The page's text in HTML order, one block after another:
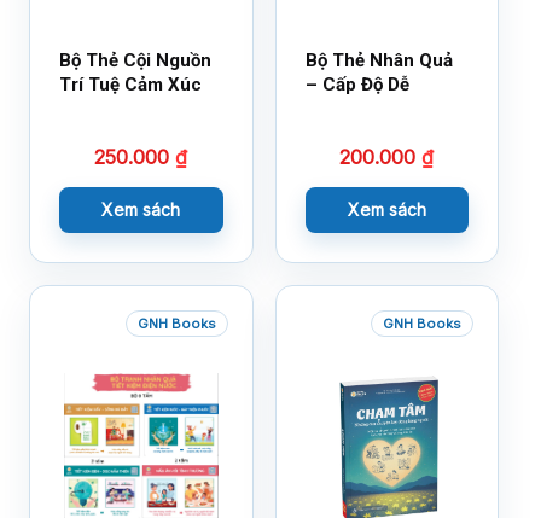
Bộ Thẻ Cội Nguồn
Trí Tuệ Cảm Xúc
250.000₫
Xem sách
Bộ Thẻ Nhân Quả
– Cấp Độ Dễ
200.000₫
Xem sách
GNH Books GNH Books